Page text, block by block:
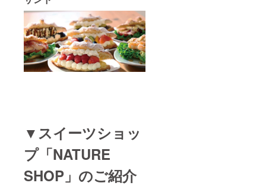
▼スイーツショッ
プ「NATURE
SHOP」のご紹介